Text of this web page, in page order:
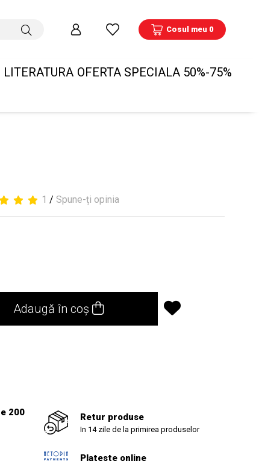
Cosul meu 0
LITERATURA OFERTA SPECIALA 50%-75%
1 / Spune-ți opinia
Adaugă în coș
200
Retur produse
In 14 zile de la primirea produselor
Plateste online